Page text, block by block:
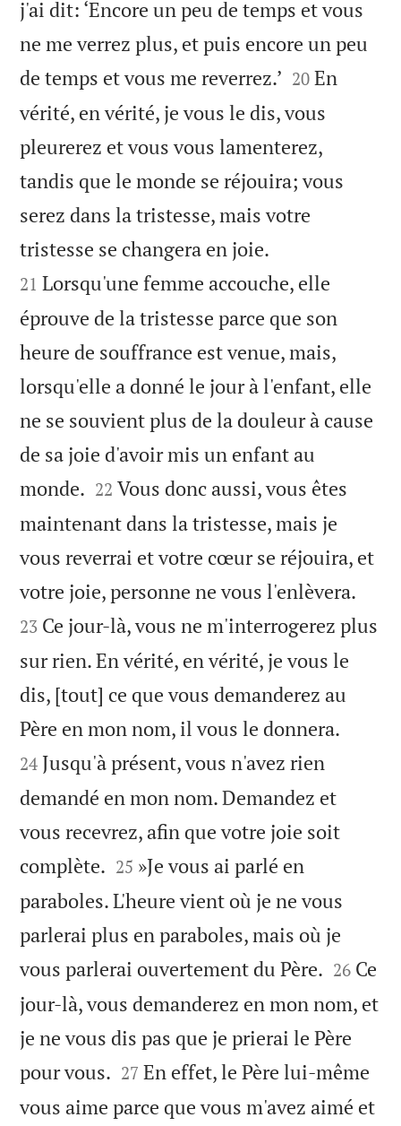
j'ai dit: ‘Encore un peu de temps et vous
ne me verrez plus, et puis encore un peu
de temps et vous me reverrez.’ 

20 En
vérité, en vérité, je vous le dis, vous
pleurerez et vous vous lamenterez,
tandis que le monde se réjouira; vous
serez dans la tristesse, mais votre
tristesse se changera en joie.
21 Lorsqu'une femme accouche, elle
éprouve de la tristesse parce que son
heure de souffrance est venue, mais,
lorsqu'elle a donné le jour à l'enfant, elle
ne se souvient plus de la douleur à cause
de sa joie d'avoir mis un enfant au
monde. 

22 Vous donc aussi, vous êtes
maintenant dans la tristesse, mais je
vous reverrai et votre cœur se réjouira, et
votre joie, personne ne vous l'enlèvera.
23 Ce jour-là, vous ne m'interrogerez plus
sur rien. En vérité, en vérité, je vous le
dis, [tout] ce que vous demanderez au
Père en mon nom, il vous le donnera.
24 Jusqu'à présent, vous n'avez rien
demandé en mon nom. Demandez et
vous recevrez, afin que votre joie soit
complète. 

25 »Je vous ai parlé en
paraboles. L'heure vient où je ne vous
parlerai plus en paraboles, mais où je
vous parlerai ouvertement du Père. 

26 Ce
jour-là, vous demanderez en mon nom, et
je ne vous dis pas que je prierai le Père
pour vous. 

27 En effet, le Père lui-même
vous aime parce que vous m'avez aimé et